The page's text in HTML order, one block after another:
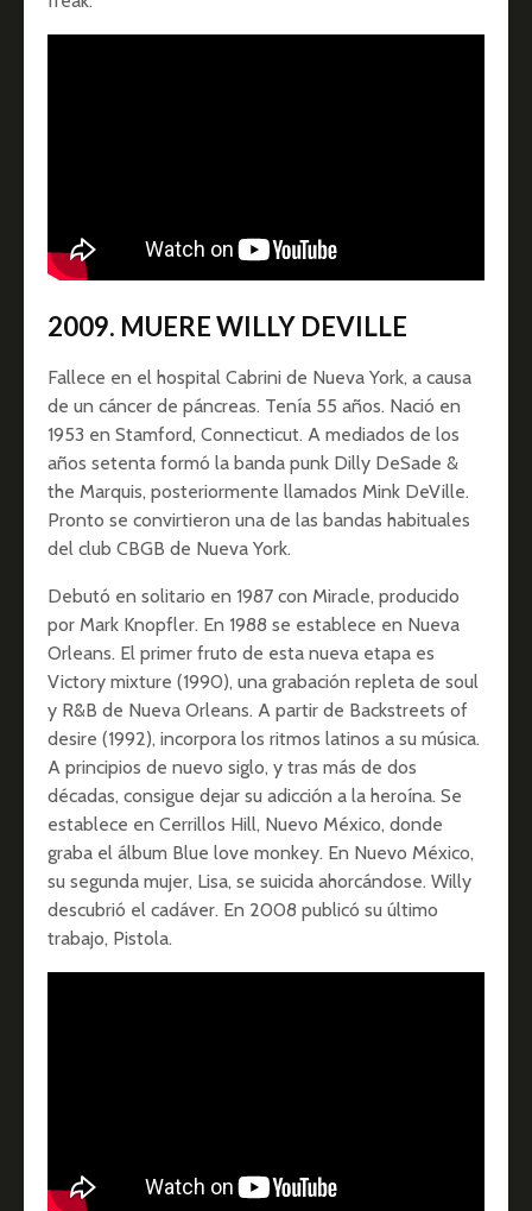
2009. MUERE WILLY DEVILLE
Fallece en el hospital Cabrini de Nueva York, a causa
de un cáncer de páncreas. Tenía 55 años. Nació en
1953 en Stamford, Connecticut. A mediados de los
años setenta formó la banda punk Dilly DeSade &
the Marquis, posteriormente llamados Mink DeVille.
Pronto se convirtieron una de las bandas habituales
del club CBGB de Nueva York.
Debutó en solitario en 1987 con Miracle, producido
por Mark Knopfler. En 1988 se establece en Nueva
Orleans. El primer fruto de esta nueva etapa es
Victory mixture (1990), una grabación repleta de soul
y R&B de Nueva Orleans. A partir de Backstreets of
desire (1992), incorpora los ritmos latinos a su música.
A principios de nuevo siglo, y tras más de dos
décadas, consigue dejar su adicción a la heroína. Se
establece en Cerrillos Hill, Nuevo México, donde
graba el álbum Blue love monkey. En Nuevo México,
su segunda mujer, Lisa, se suicida ahorcándose. Willy
descubrió el cadáver. En 2008 publicó su último
trabajo, Pistola.